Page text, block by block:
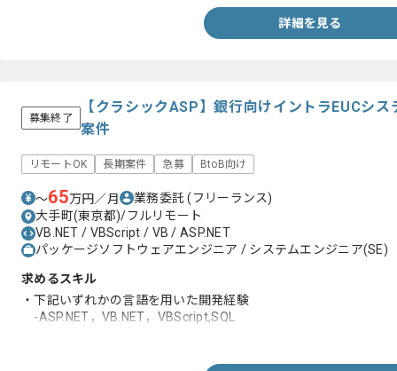
詳細を見る
募集終了
【クラシックASP】銀行向けイントラEUCシ
案件
リモートOK 長期案件 急募 BtoB向け
〜65万円／月 業務委託(フリーランス)
大手町(東京都)/フルリモート
VB.NET / VBScript / VB / ASP.NET
パッケージソフトウェアエンジニア / システムエンジニア(SE)
求めるスキル
・下記いずれかの言語を用いた開発経験
-ASP.NET，VB.NET，VBScript,SQL